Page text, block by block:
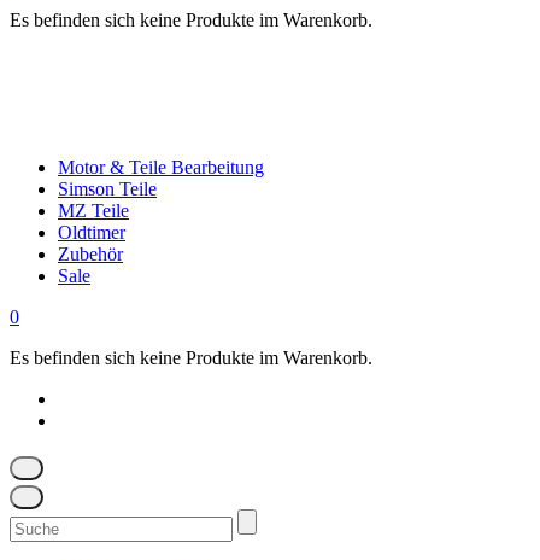
Es befinden sich keine Produkte im Warenkorb.
Motor & Teile Bearbeitung
Simson Teile
MZ Teile
Oldtimer
Zubehör
Sale
0
Es befinden sich keine Produkte im Warenkorb.
Suchen
nach: